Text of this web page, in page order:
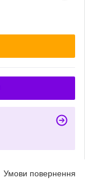
Умови повернення